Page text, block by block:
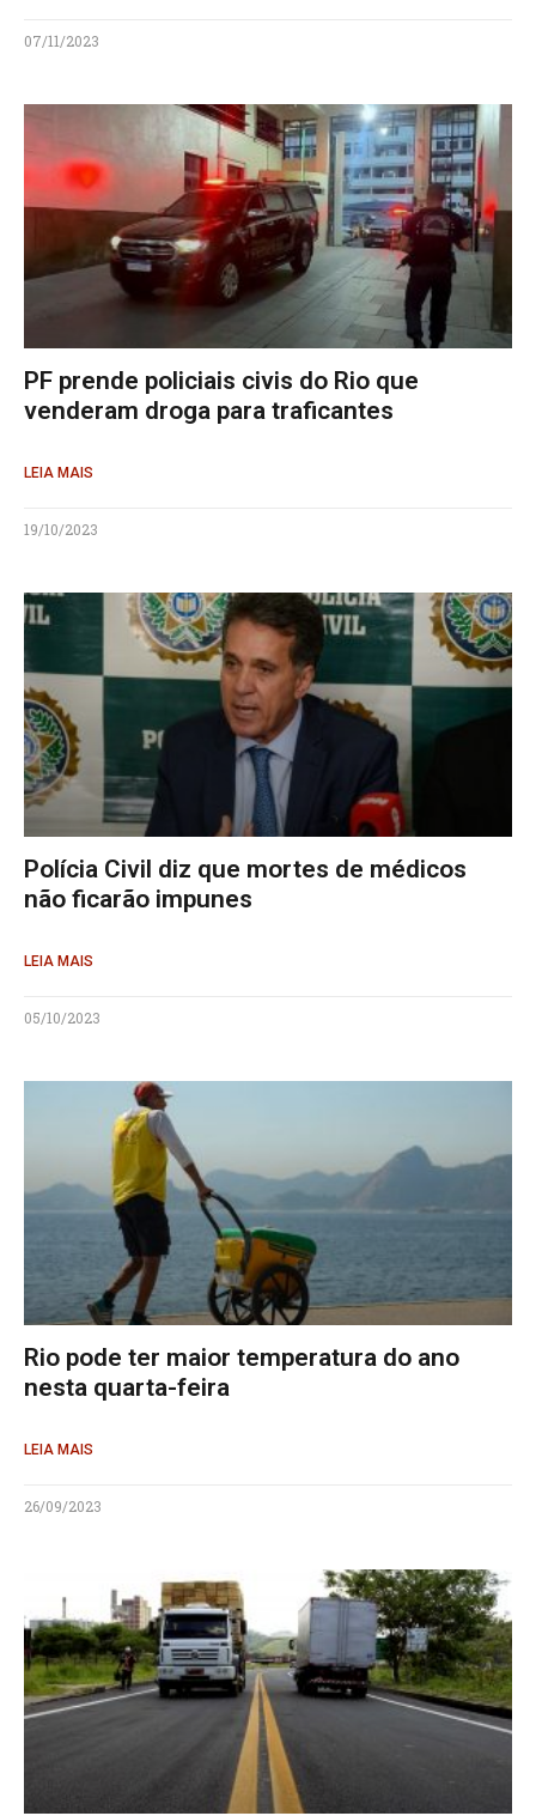
07/11/2023
PF prende policiais civis do Rio que
venderam droga para traficantes
LEIA MAIS
19/10/2023
Polícia Civil diz que mortes de médicos
não ficarão impunes
LEIA MAIS
05/10/2023
Rio pode ter maior temperatura do ano
nesta quarta-feira
LEIA MAIS
26/09/2023